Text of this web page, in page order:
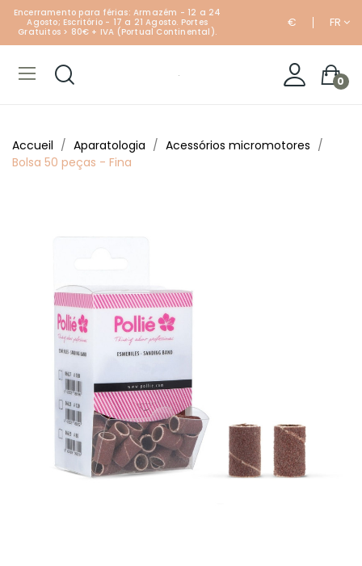
Encerramento para férias: Armazém - 12 a 24
Agosto; Escritório - 17 a 21 Agosto. Portes
Gratuitos > 80€ + IVA (Portual Continental).
€ FR
0
Accueil Aparatologia
Acessórios micromotores
Bolsa 50 peças - Fina